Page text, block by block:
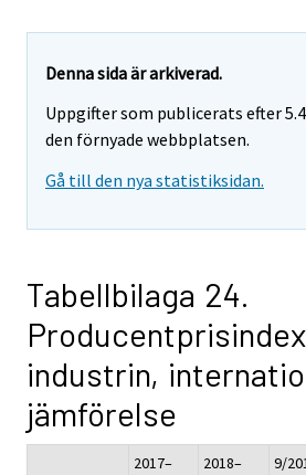
Denna sida är arkiverad.
Uppgifter som publicerats efter
den förnyade webbplatsen.
Gå till den nya statistiksidan.
Tabellbilaga 24.
industrin,
jämförelse
2017–
2018–
9/